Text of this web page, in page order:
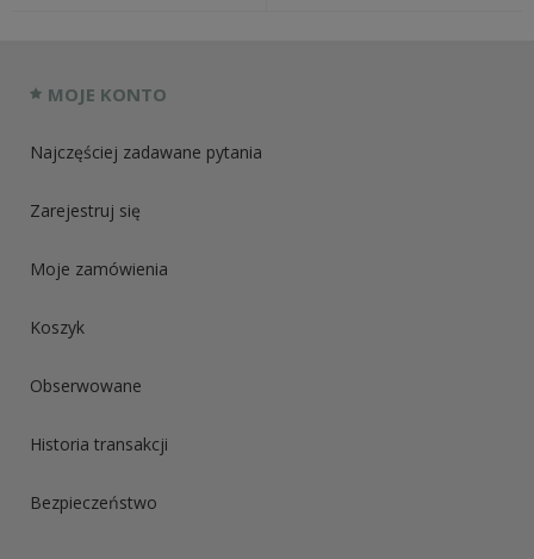
MOJE KONTO
Najczęściej zadawane pytania
Zarejestruj się
Moje zamówienia
Koszyk
Obserwowane
Historia transakcji
Bezpieczeństwo